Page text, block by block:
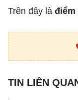
Trên đây là điểm
TIN LIÊN